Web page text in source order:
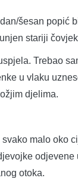
šesan popić
stariji
Trebao
u vlaku
djelima.
malo oko
odjevene
otoka.